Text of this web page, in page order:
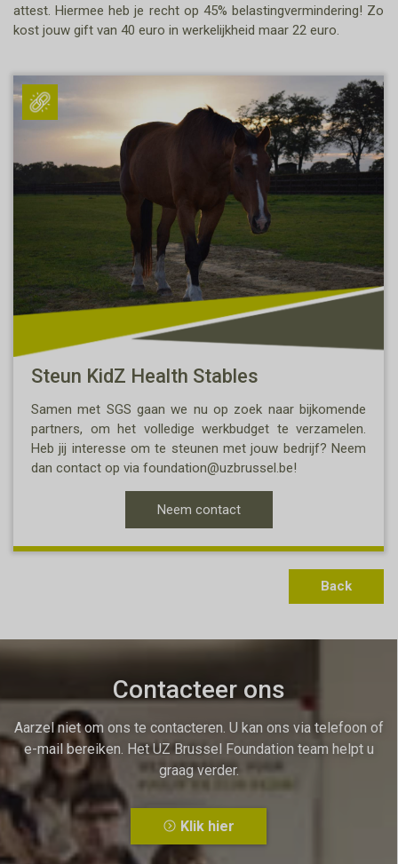
attest. Hiermee heb je recht op 45% belastingvermindering! Zo
kost jouw gift van 40 euro in werkelijkheid maar 22 euro.
Steun KidZ Health Stables
Samen met SGS gaan we nu op zoek naar bijkomende
partners, om het volledige werkbudget te verzamelen.
Heb jij interesse om te steunen met jouw bedrijf? Neem
dan contact op via foundation@uzbrussel.be!
Neem contact
Back
Contacteer ons
Aarzel niet om ons te contacteren. U kan ons via telefoon of
e-mail bereiken. Het UZ Brussel Foundation team helpt u
graag verder.
Klik hier